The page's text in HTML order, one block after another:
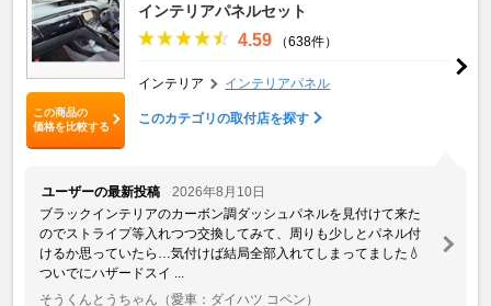
この商品の
価格を比較する
インテリアパネルセット
4.59 （638件）
インテリア インテリアパネル
このカテゴリの取付店を探す
ユーザーの最新投稿
2026年8月10日
ブラックインテリアのカーボン調ダッシュパネルを見付けて来た
のでストライプ等入れつつ交換してみて、周りも少しとパネル付
けるか思っていたら…気付けば結局全部入れてしまってました💧
ついでにハザードスイ ...
そうくんとうちゃん （愛車：ダイハツ コペン）